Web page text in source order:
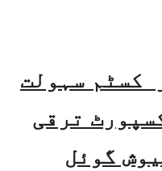
اور کسٹم سہولت
ترقی
گوئل